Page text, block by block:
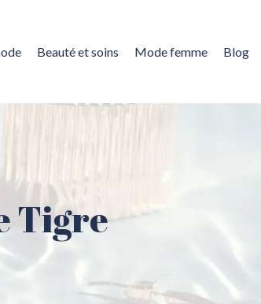
Beauté et soins Mode femme Blog
Tigre